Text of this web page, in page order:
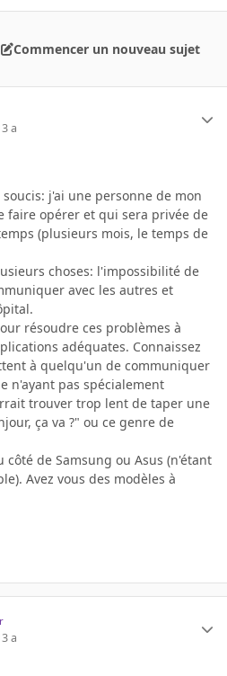
Commencer un nouveau sujet
a
j'ai une personne de mon
faire opérer et qui sera privée de
(plusieurs mois, le temps de
choses: l'impossibilité de
avec les autres et
résoudre ces problèmes à
adéquates. Connaissez
à quelqu'un de communiquer
n'ayant pas spécialement
trouver trop lent de taper une
ça va ?" ou ce genre de
de Samsung ou Asus (n'étant
Avez vous des modèles à
a